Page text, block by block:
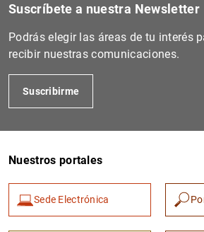
Suscríbete a nuestra Newsletter
Podrás elegir las áreas de tu interés
recibir nuestras comunicaciones.
Suscribirme
Nuestros portales
Sede Electrónica